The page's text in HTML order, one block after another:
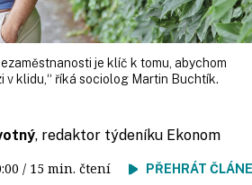
je klíč k tomu, abychom
v klidu,“ říká sociolog Martin Buchtík.
, redaktor týdeníku Ekonom
/ 15 min. čtení PŘEHRÁT